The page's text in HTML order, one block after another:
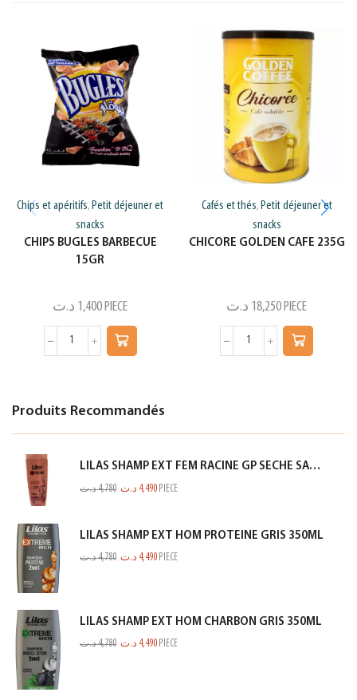
Chips et apéritifs, Petit déjeuner et
snacks
CHIPS BUGLES BARBECUE
15GR
1,400 د.ت PIECE
Cafés et thés, Petit déjeuner et
snacks
CHICORE GOLDEN CAFE 235G
18,250 د.ت PIECE
Produits Recommandés
LILAS SHAMP EXT FEM RACINE GP SECHE SAUMON 350ML
4,780د.ت 4,490 د.ت PIECE
LILAS SHAMP EXT HOM PROTEINE GRIS 350ML
4,780د.ت 4,490 د.ت PIECE
LILAS SHAMP EXT HOM CHARBON GRIS 350ML
4,780د.ت 4,490 د.ت PIECE